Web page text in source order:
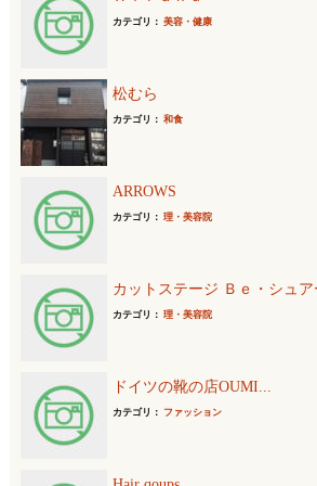
カテゴリ： 美容・健康
松むら
カテゴリ： 和食
ARROWS
カテゴリ： 理・美容院
カットステージ Ｂｅ・シュア
カテゴリ： 理・美容院
ドイツの靴の店OUMI...
カテゴリ： ファッション